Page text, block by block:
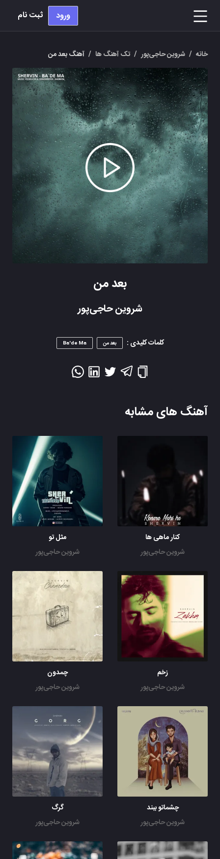
ورود ثبت نام
خانه / شروین حاجی‌پور / تک آهنگ ها / آهنگ بعد من
بعد من
شروین حاجی‌پور
کلمات کلیدی : بعد من Ba'de Ma
آهنگ های مشابه
کنار ماهی ها
شروین حاجی‌پور
مثل تو
شروین حاجی‌پور
زخم
شروین حاجی‌پور
چمدون
شروین حاجی‌پور
چشماتو ببند
شروین حاجی‌پور
گرگ
شروین حاجی‌پور